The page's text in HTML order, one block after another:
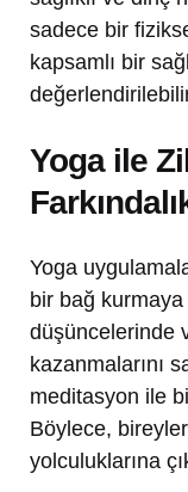
sadece bir
kapsamlı bir
Yoga ile
Yoga
bir bağ kurmaya
düşüncelerinde
kazanmalarını
meditasyon ile
Böylece,
yolculuklarına